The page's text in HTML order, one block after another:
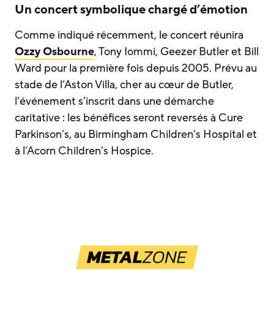
Un concert symbolique chargé d’émotion
Comme indiqué récemment, le concert réunira
Ozzy Osbourne, Tony Iommi, Geezer Butler et Bill
Ward pour la première fois depuis 2005. Prévu au
stade de l’Aston Villa, cher au cœur de Butler,
l’événement s’inscrit dans une démarche
caritative : les bénéfices seront reversés à Cure
Parkinson’s, au Birmingham Children’s Hospital et
à l’Acorn Children’s Hospice.